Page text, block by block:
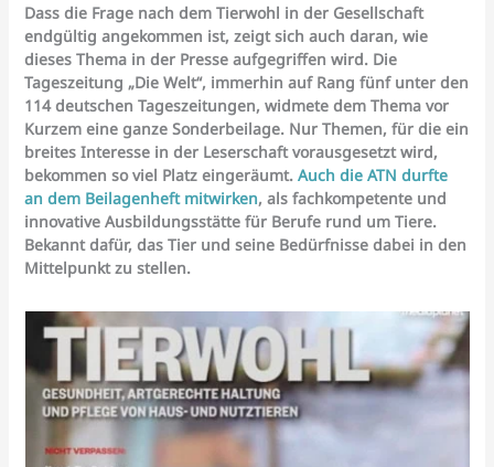
Dass die Frage nach dem Tierwohl in der Gesellschaft
endgültig angekommen ist, zeigt sich auch daran, wie
dieses Thema in der Presse aufgegriffen wird. Die
Tageszeitung „Die Welt“, immerhin auf Rang fünf unter den
114 deutschen Tageszeitungen, widmete dem Thema vor
Kurzem eine ganze Sonderbeilage. Nur Themen, für die ein
breites Interesse in der Leserschaft vorausgesetzt wird,
bekommen so viel Platz eingeräumt.Auch die ATN durfte
an dem Beilagenheft mitwirken, als fachkompetente und
innovative Ausbildungsstätte für Berufe rund um Tiere.
Bekannt dafür, das Tier und seine Bedürfnisse dabei in den
Mittelpunkt zu stellen.